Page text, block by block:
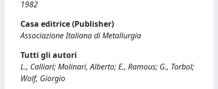
1982
Casa editrice (Publisher)
Associazione Italiana di Metallurgia
Tutti gli autori
L., Calliari; Molinari, Alberto; E., Ramous; G., Torbol;
Wolf, Giorgio